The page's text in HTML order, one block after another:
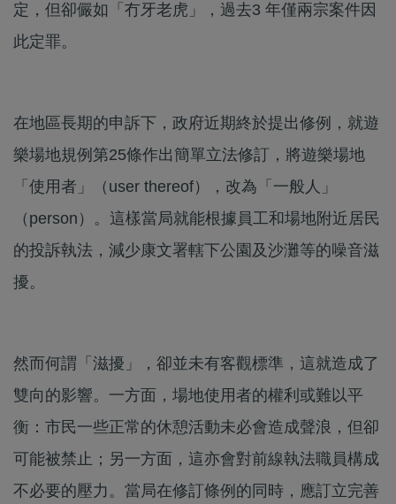
定，但卻儼如「冇牙老虎」，過去3 年僅兩宗案件因
此定罪。
在地區長期的申訴下，政府近期終於提出修例，就遊
樂場地規例第25條作出簡單立法修訂，將遊樂場地
「使用者」（user thereof），改為「一般人」
（person）。這樣當局就能根據員工和場地附近居民
的投訴執法，減少康文署轄下公園及沙灘等的噪音滋
擾。
然而何謂「滋擾」，卻並未有客觀標準，這就造成了
雙向的影響。一方面，場地使用者的權利或難以平
衡：市民一些正常的休憩活動未必會造成聲浪，但卻
可能被禁止；另一方面，這亦會對前線執法職員構成
不必要的壓力。當局在修訂條例的同時，應訂立完善